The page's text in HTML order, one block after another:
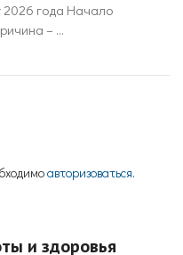
2026 года Начало
– ...
авторизоваться.
и здоровья